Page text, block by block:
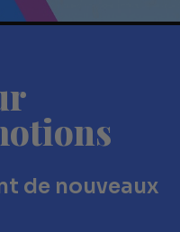
de nouveaux